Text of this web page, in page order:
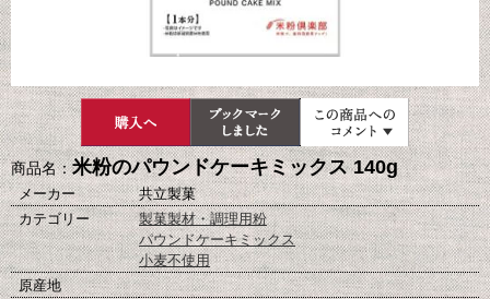
商品名：米粉のパウンドケーキミックス 140g
メーカー
共立製菓
カテゴリー
製菓製材・調理用粉
パウンドケーキミックス
小麦不使用
原産地